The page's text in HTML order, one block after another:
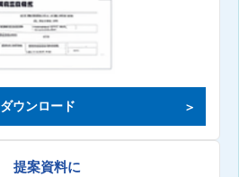
ダウンロード
提案資料に